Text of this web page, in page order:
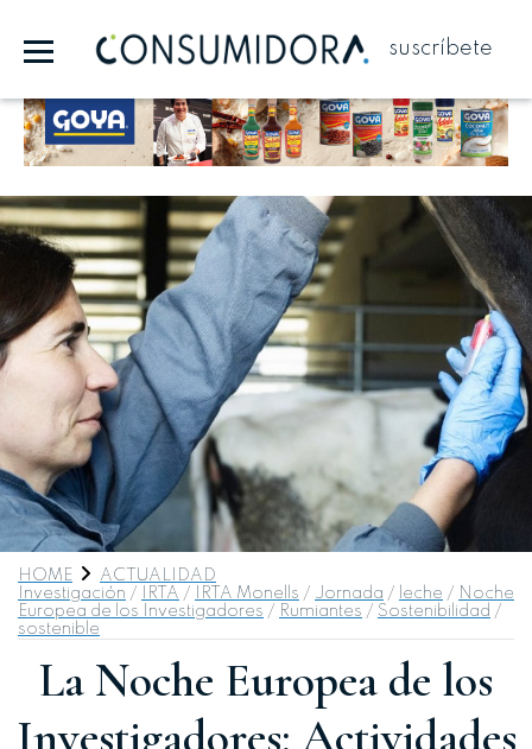
suscríbete
HOME
ACTUALIDAD
Investigación / IRTA / IRTA Monells / Jornada / leche / Noche
Europea de los Investigadores / Rumiantes / Sostenibilidad /
sostenible
La Noche Europea de los
Investigadores: Actividades